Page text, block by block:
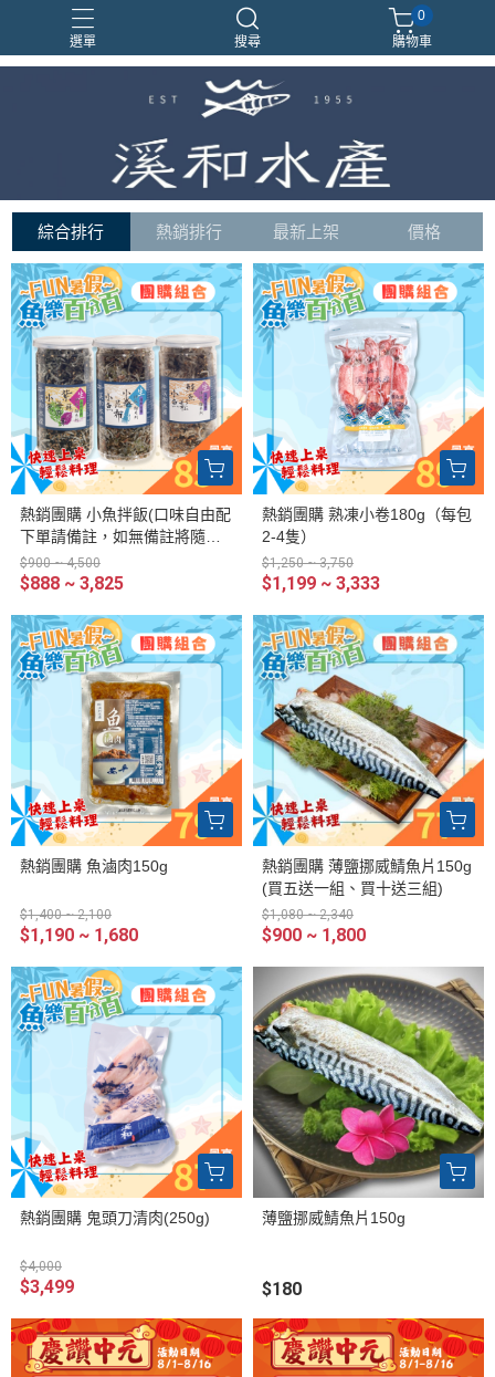
選單 搜尋
0
購物車
綜合排行 熱銷排行 最新上架 價格
熱銷團購 小魚拌飯(口味自由配
下單請備註，如無備註將隨機
出貨)
$900 ~ 4,500
$888 ~ 3,825
熱銷團購 熟凍小卷180g（每包
2-4隻）
$1,250 ~ 3,750
$1,199 ~ 3,333
熱銷團購 魚滷肉150g
$1,400 ~ 2,100
$1,190 ~ 1,680
熱銷團購 薄鹽挪威鯖魚片150g
(買五送一組、買十送三組)
$1,080 ~ 2,340
$900 ~ 1,800
熱銷團購 鬼頭刀清肉(250g)
$4,000
$3,499
薄鹽挪威鯖魚片150g
$180